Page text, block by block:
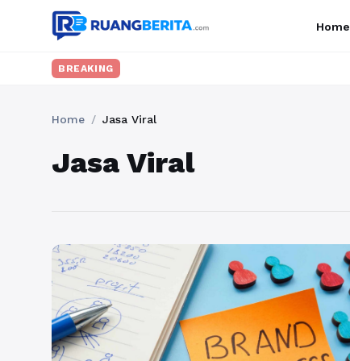
Home
BREAKING
Home / Jasa Viral
Jasa Viral